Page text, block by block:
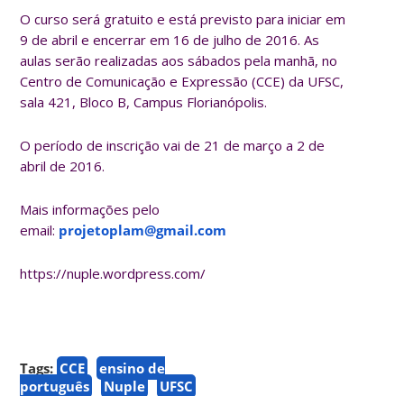
O curso será gratuito e está previsto para iniciar em
9 de abril e encerrar em 16 de julho de 2016. As
aulas serão realizadas aos sábados pela manhã, no
Centro de Comunicação e Expressão (CCE) da UFSC,
sala 421, Bloco B, Campus Florianópolis.
O período de inscrição vai de 21 de março a 2 de
abril de 2016.
Mais informações pelo
email: projetoplam@gmail.com
https://nuple.wordpress.com/
Tags: CCE
ensino de
português
Nuple UFSC